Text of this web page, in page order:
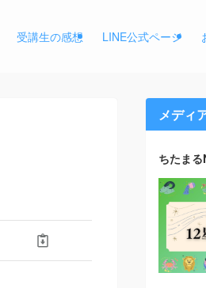
受講生の感想 LINE公式ページ
メディ
ちたま